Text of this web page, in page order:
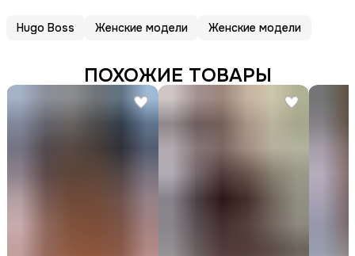
Hugo Boss Женские модели Женские модели
ПОХОЖИЕ ТОВАРЫ